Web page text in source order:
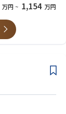
的な提供、将来的
経験
務設計経験
いを感じる方
万円 ~ 1,154 万円